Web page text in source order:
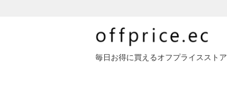
毎日お得に買えるオフプライスストア